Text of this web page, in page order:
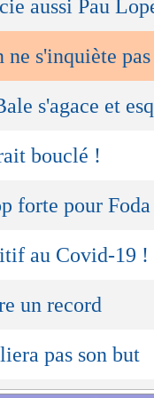
aussi Pau
ne s'inquiète pas
s'agace et
bouclé !
forte pour Foda
au Covid-19 !
un record
pas son but